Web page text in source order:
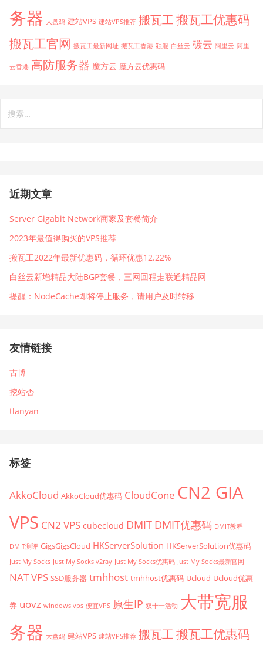
务器 大盘鸡 建站VPS 建站VPS推荐 搬瓦工搬瓦工优惠码
搬瓦工官网 搬瓦工最新网址 搬瓦工香港 独服 白丝云 碳云 阿里云 阿里
云香港 高防服务器 魔方云 魔方云优惠码
索：
近期文章
Server Gigabit Network商家及套餐简介
2023年最值得购买的VPS推荐
搬瓦工2022年最新优惠码，循环优惠12.22%
白丝云新增精品大陆BGP套餐，三网回程走联通精品网
提醒：NodeCache即将停止服务，请用户及时转移
友情链接
古博
挖站否
tlanyan
标签
AkkoCloud AkkoCloud优惠码 CloudCone CN2 GIA
VPS CN2 VPS cubecloud DMIT DMIT优惠码 DMIT教程
DMIT测评 GigsGigsCloud HKServerSolution HKServerSolution优惠码
Just My Socks Just My Socks v2ray Just My Socks优惠码 Just My Socks最新官网
NAT VPS SSD服务器 tmhhost tmhhost优惠码 Ucloud Ucloud优惠
券 uovz windows vps 便宜VPS 原生IP 双十一活动 大带宽服
务器 大盘鸡 建站VPS 建站VPS推荐 搬瓦工搬瓦工优惠码